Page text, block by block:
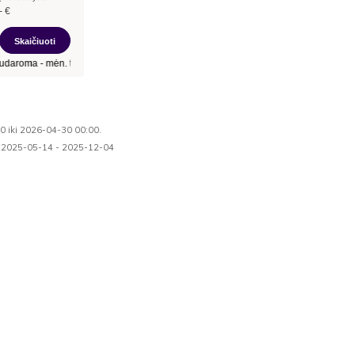
iki 2026-04-30 00:00.
2025-05-14 - 2025-12-04